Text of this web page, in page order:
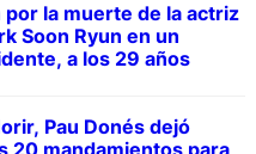
la muerte de la actriz
Soon Ryun en un
a los 29 años
Pau Donés dejó
20 mandamientos para